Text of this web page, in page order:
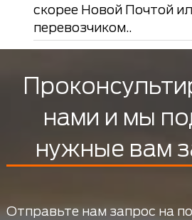
скорее Новой Почтой
перевозчиком..
нами и мы
нужные вам
Отправьте нам запрос на